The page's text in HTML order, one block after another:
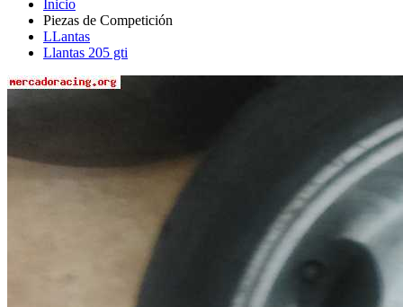
LLantas
Llantas 205 gti